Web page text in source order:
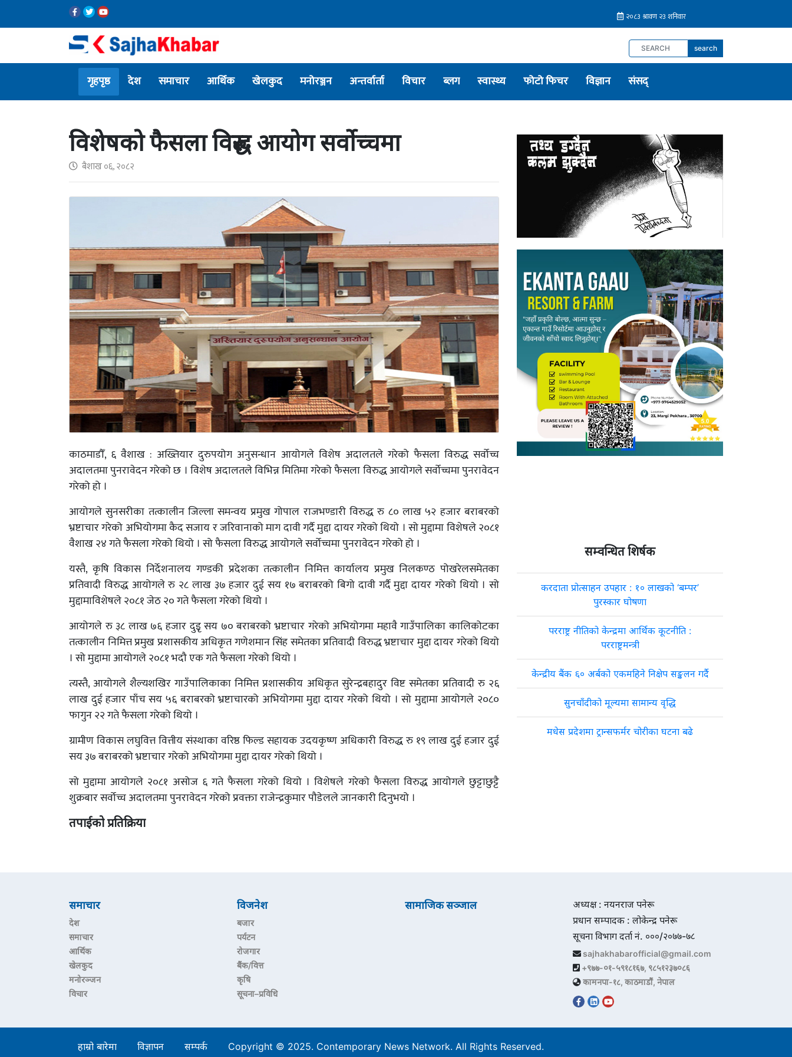
search
गृहपृष्ठ देश समाचार आर्थिक खेलकुद मनोरञ्जन अन्तर्वार्ता विचार ब्लग स्वास्थ्य फोटो फिचर विज्ञान संसद्
विशेषको फैसला विरुद्ध आयोग सर्वोच्चमा
बैशाख ०६, २०८२
काठमाडौँ, ६ वैशाख : अख्तियार दुरुपयोग अनुसन्धान आयोगले विशेष अदालतले गरेको फैसला विरुद्ध सर्वोच्च
अदालतमा पुनरावेदन गरेको छ । विशेष अदालतले विभिन्न मितिमा गरेको फैसला विरुद्ध आयोगले सर्वोच्चमा पुनरावेदन
गरेको हो ।
आयोगले सुनसरीका तत्कालीन जिल्ला समन्वय प्रमुख गोपाल राजभण्डारी विरुद्ध रु ८० लाख ५२ हजार बराबरको
भ्रष्टाचार गरेको अभियोगमा कैद सजाय र जरिवानाको माग दावी गर्दै मुद्दा दायर गरेको थियो । सो मुद्दामा विशेषले २०८१
वैशाख २४ गते फैसला गरेको थियो । सो फैसला विरुद्ध आयोगले सर्वोच्चमा पुनरावेदन गरेको हो ।
यस्तै, कृषि विकास निर्देशनालय गण्डकी प्रदेशका तत्कालीन निमित्त कार्यालय प्रमुख निलकण्ठ पोखरेलसमेतका
प्रतिवादी विरुद्ध आयोगले रु २८ लाख ३७ हजार दुई सय १७ बराबरको बिगो दावी गर्दै मुद्दा दायर गरेको थियो । सो
मुद्दामाविशेषले २०८१ जेठ २० गते फैसला गरेको थियो ।
आयोगले रु ३८ लाख ७६ हजार दुइृ सय ७० बराबरको भ्रष्टाचार गरेको अभियोगमा महावै गाउँपालिका कालिकोटका
तत्कालीन निमित्त प्रमुख प्रशासकीय अधिकृत गणेशमान सिंह समेतका प्रतिवादी विरुद्ध भ्रष्टाचार मुद्दा दायर गरेको थियो
। सो मुद्दामा आयोगले २०८१ भदौ एक गते फैसला गरेको थियो ।
त्यस्तै, आयोगले शैल्यशखिर गाउँपालिकाका निमित्त प्रशासकीय अधिकृत सुरेन्द्रबहादुर विष्ट समेतका प्रतिवादी रु २६
लाख दुई हजार पाँच सय ५६ बराबरको भ्रष्टाचारको अभियोगमा मुद्दा दायर गरेको थियो । सो मुद्दामा आयोगले २०८०
फागुन २२ गते फैसला गरेको थियो ।
ग्रामीण विकास लघुवित्त वित्तीय संस्थाका वरिष्ठ फिल्ड सहायक उदयकृष्ण अधिकारी विरुद्ध रु १९ लाख दुई हजार दुई
सय ३७ बराबरको भ्रष्टाचार गरेको अभियोगमा मुद्दा दायर गरेको थियो ।
सो मुद्दामा आयोगले २०८१ असोज ६ गते फैसला गरेको थियो । विशेषले गरेको फैसला विरुद्ध आयोगले छुट्टाछुट्टै
शुक्रबार सर्वोच्च अदालतमा पुनरावेदन गरेको प्रवक्ता राजेन्द्रकुमार पौडेलले जानकारी दिनुभयो ।
तपाईको प्रतिक्रिया
सम्वन्धित शिर्षक
करदाता प्रोत्साहन उपहार : १० लाखको ‘बम्पर’
पुरस्कार घोषणा
परराष्ट्र नीतिको केन्द्रमा आर्थिक कूटनीति :
परराष्ट्रमन्त्री
केन्द्रीय बैंक ६० अर्बको एकमहिने निक्षेप सङ्कलन गर्दै
सुनचाँदीको मूल्यमा सामान्य वृद्धि
मधेस प्रदेशमा ट्रान्सफर्मर चोरीका घटना बढे
समाचार
देश
समाचार
आर्थिक
खेलकुद
मनोरञ्जन
विचार
विजनेश
बजार
पर्यटन
रोजगार
बैंक/वित्त
कृषि
सूचना–प्रविधि
सामाजिक सञ्जाल
अध्यक्ष : नयनराज पनेरू
प्रधान सम्पादक : लोकेन्द्र पनेरू
सूचना विभाग दर्ता नं. ०००/२०७७-७८
sajhakhabarofficial@gmail.com
+९७७-०१-५९१८१६७, ९८५१२३७०८६
कामनपा-१८, काठमाडौं, नेपाल
हाम्रो बारेमा विज्ञापन सम्पर्क Copyright © 2025. Contemporary News Network. All Rights Reserved.